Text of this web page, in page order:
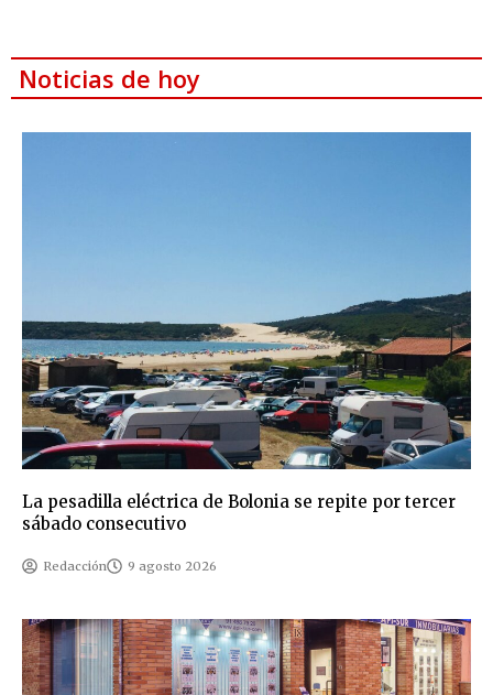
Noticias de hoy
La pesadilla eléctrica de Bolonia se repite por tercer
sábado consecutivo
Redacción 9 agosto 2026